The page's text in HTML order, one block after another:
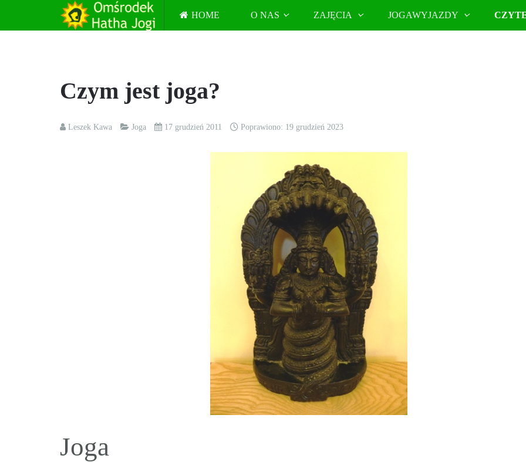
HOME O NAS ZAJĘCIA JOGAWYJAZDY
Czym jest joga?
Leszek Kawa Joga 17 grudzień 2011 Poprawiono: 19 grudzień 2023
Joga